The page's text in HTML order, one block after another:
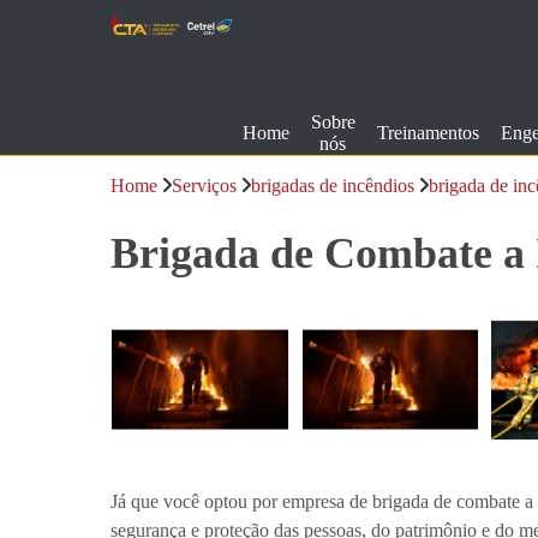
Home
Sobre
nós
Treinamentos
Home Serviços brigadas de incêndios brigada de
Brigada de Combate
Já que você optou por empresa de brigada de combate
segurança e proteção das pessoas, do patrimônio e do